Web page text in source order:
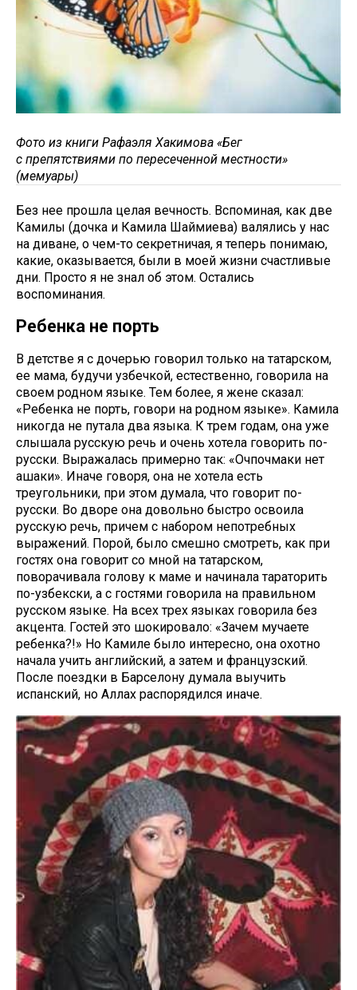
Фото из книги Рафаэля Хакимова «Бег
с препятствиями по пересеченной местности»
(мемуары)
Без нее прошла целая вечность. Вспоминая, как две
Камилы (дочка и Камила Шаймиева) валялись у нас
на диване, о чем-то секретничая, я теперь понимаю,
какие, оказывается, были в моей жизни счастливые
дни. Просто я не знал об этом. Остались
воспоминания.
Ребенка не порть
В детстве я с дочерью говорил только на татарском,
ее мама, будучи узбечкой, естественно, говорила на
своем родном языке. Тем более, я жене сказал:
«Ребенка не порть, говори на родном языке». Камила
никогда не путала два языка. К трем годам, она уже
слышала русскую речь и очень хотела говорить по-
русски. Выражалась примерно так: «Очпочмаки нет
ашаки». Иначе говоря, она не хотела есть
треугольники, при этом думала, что говорит по-
русски. Во дворе она довольно быстро освоила
русскую речь, причем с набором непотребных
выражений. Порой, было смешно смотреть, как при
гостях она говорит со мной на татарском,
поворачивала голову к маме и начинала тараторить
по-узбекски, а с гостями говорила на правильном
русском языке. На всех трех языках говорила без
акцента. Гостей это шокировало: «Зачем мучаете
ребенка?!» Но Камиле было интересно, она охотно
начала учить английский, а затем и французский.
После поездки в Барселону думала выучить
испанский, но Аллах распорядился иначе.